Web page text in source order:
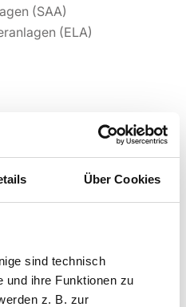
Über Cookies
sind technisch
und ihre Funktionen zu
z. B. zur
(SAA)
(ELA)